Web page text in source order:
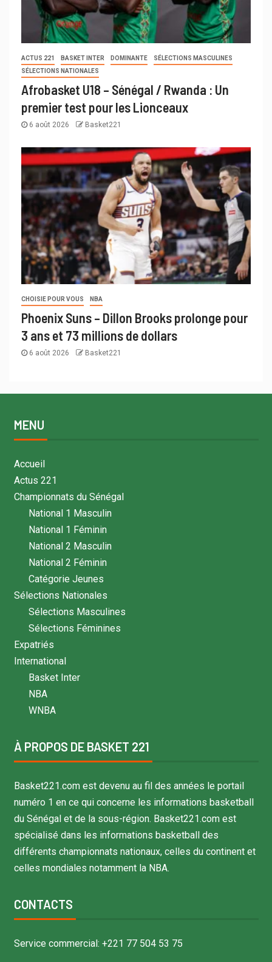
ACTUS 221 BASKET INTER DOMINANTE
SÉLECTIONS MASCULINES
SÉLECTIONS NATIONALES
Afrobasket U18 – Sénégal / Rwanda : Un
premier test pour les Lionceaux
6 août 2026 Basket221
CHOISIE POUR VOUS NBA
Phoenix Suns – Dillon Brooks prolonge pour
3 ans et 73 millions de dollars
6 août 2026 Basket221
MENU
Accueil
Actus 221
Championnats du Sénégal
National 1 Masculin
National 1 Féminin
National 2 Masculin
National 2 Féminin
Catégorie Jeunes
Sélections Nationales
Sélections Masculines
Sélections Féminines
Expatriés
International
Basket Inter
NBA
WNBA
À PROPOS DE BASKET 221
Basket221.com est devenu au fil des années le portail
numéro 1 en ce qui concerne les informations basketball
du Sénégal et de la sous-région. Basket221.com est
spécialisé dans les informations basketball des
différents championnats nationaux, celles du continent et
celles mondiales notamment la NBA.
CONTACTS
Service commercial: +221 77 504 53 75